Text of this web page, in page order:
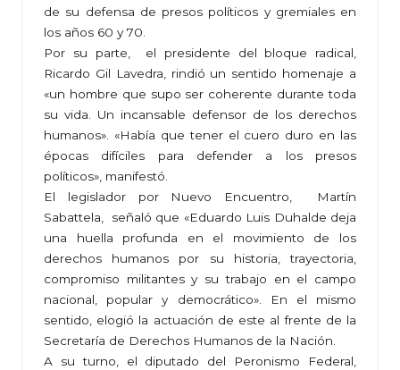
de su defensa de presos políticos y gremiales en
los años 60 y 70.
Por su parte, el presidente del bloque radical,
Ricardo Gil Lavedra, rindió un sentido homenaje a
«un hombre que supo ser coherente durante toda
su vida. Un incansable defensor de los derechos
humanos». «Había que tener el cuero duro en las
épocas difíciles para defender a los presos
políticos», manifestó.
El legislador por Nuevo Encuentro, Martín
Sabattela, señaló que «Eduardo Luis Duhalde deja
una huella profunda en el movimiento de los
derechos humanos por su historia, trayectoria,
compromiso militantes y su trabajo en el campo
nacional, popular y democrático». En el mismo
sentido, elogió la actuación de este al frente de la
Secretaría de Derechos Humanos de la Nación.
A su turno, el diputado del Peronismo Federal,